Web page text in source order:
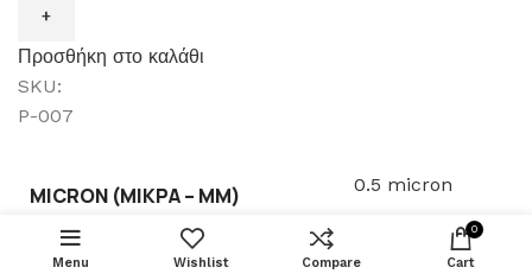
Προσθήκη στο καλάθι
SKU:
P-007
MICRON (ΜΙΚΡΆ – ΜM) 0.5 micron
Pentair
ΠΟΛΥΠΡΟΠΥΛΕΝΙΟΥ
20” 5micron
BUY
Menu Wishlist Compare
0
Cart